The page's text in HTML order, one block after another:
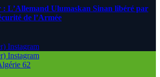
: L’Allemand Ulumaskan Sinan libéré par
de l’Armée
Instagram
Instagram